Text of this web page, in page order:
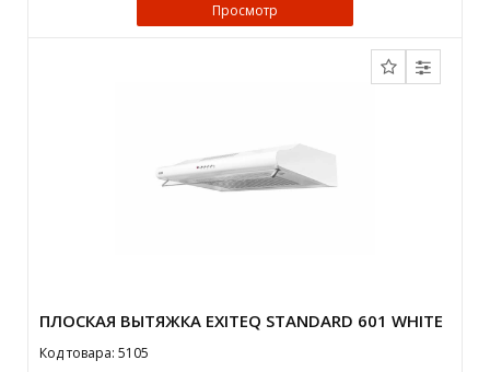
Просмотр
ПЛОСКАЯ ВЫТЯЖКА EXITEQ STANDARD 601 WHITE
Код товара: 5105